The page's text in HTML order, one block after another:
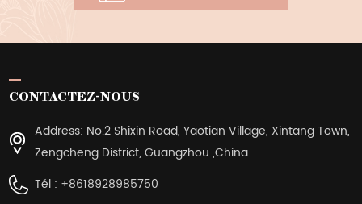
CONTACTEZ-NOUS
Address: No.2 Shixin Road, Yaotian Village, Xintang Town,
Zengcheng District, Guangzhou ,China
Tél : +8618928985750